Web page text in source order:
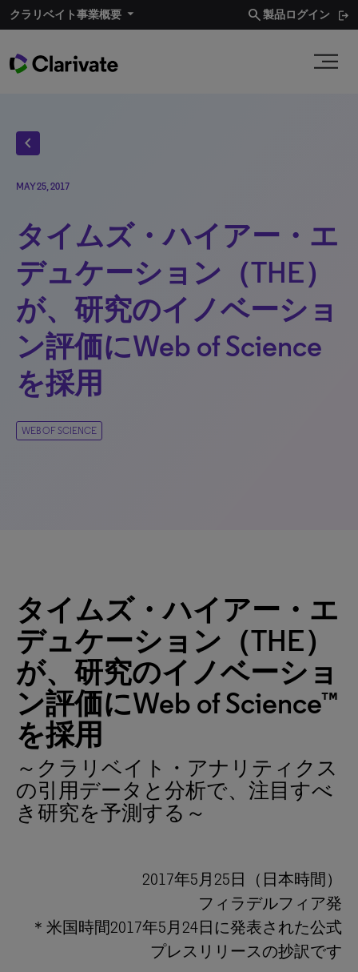
クラリベイト事業概要 search製品ログイン
chevron_left
MAY 25, 2017
タイムズ・ハイアー・エ
デュケーション（THE）
が、研究のイノベーショ
ン評価にWeb of Science
を採用
WEB OF SCIENCE
タイムズ・ハイアー・エ
デュケーション（THE）
が、研究のイノベーショ
ン評価にWeb of Science™
を採用
～クラリベイト・アナリティクス
の引用データと分析で、注目すべ
き研究を予測する～
2017年5月25日（日本時間）
フィラデルフィア発
＊米国時間2017年5月24日に発表された公式
プレスリリースの抄訳です